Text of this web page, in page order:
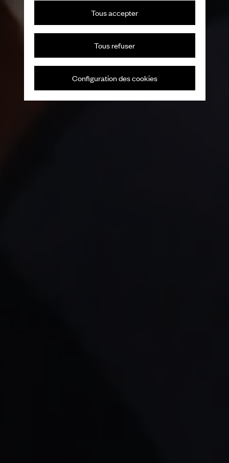
Tous accepter
Tous refuser
Configuration des cookies